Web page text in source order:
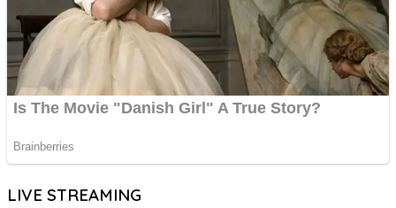
LIVE STREAMING